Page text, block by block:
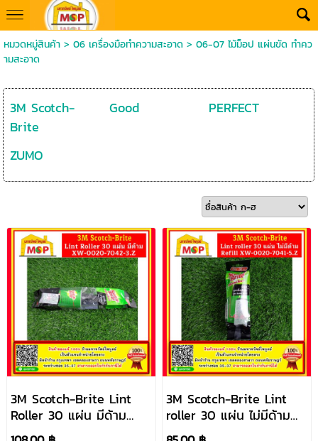
หมวดหมู่สินค้า> 06 เครื่องมือทำความสะอาด> 06-07 ไม้ม็อป แผ่นขัด ทำคว
ามสะอาด
3M Scotch-
Brite
Good PERFECT
ZUMO
3M Scotch-Brite Lint
Roller 30 แผ่น มีด้าม
XW-0020-7042-3.Z
3M Scotch-Brite Lint
roller 30 แผ่น ไม่มีด้าม
Refill XW-0020-7041-